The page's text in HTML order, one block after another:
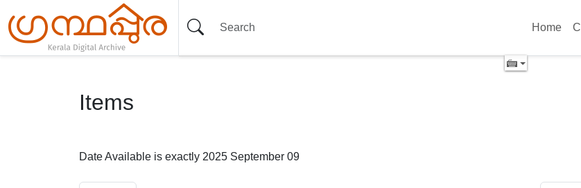
Home
Items
Date Available is exactly 2025 September 09